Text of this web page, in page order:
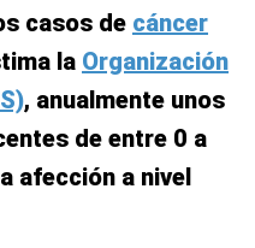
casos de cáncer
la Organización
, anualmente unos
de entre 0 a
afección a nivel